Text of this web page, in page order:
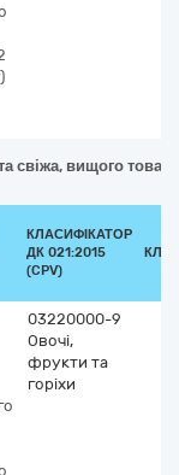
свіжа, вищого
КЛАСИФІКАТОР
ДК 021:2015
(CPV)
03220000-9
Овочі,
фрукти та
горіхи